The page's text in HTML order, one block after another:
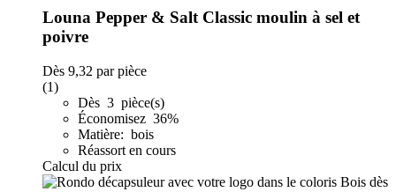
Louna Pepper & Salt Classic moulin à sel et
poivre
Dès 9,32 par pièce
(1)
Dès 3 pièce(s)
Économisez 36%
Matière: bois
Réassort en cours
Calcul du prix